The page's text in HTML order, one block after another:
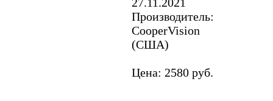
Производитель:
CooperVision
(США)
Цена: 2580 руб.